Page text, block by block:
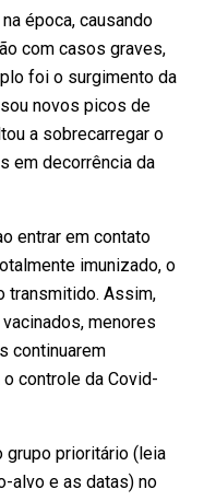
época, causando
com casos graves,
foi o surgimento da
novos picos de
a sobrecarregar o
em decorrência da
entrar em contato
imunizado, o
transmitido. Assim,
menores
continuarem
controle da Covid-
grupo prioritário (leia
alvo e as datas) no